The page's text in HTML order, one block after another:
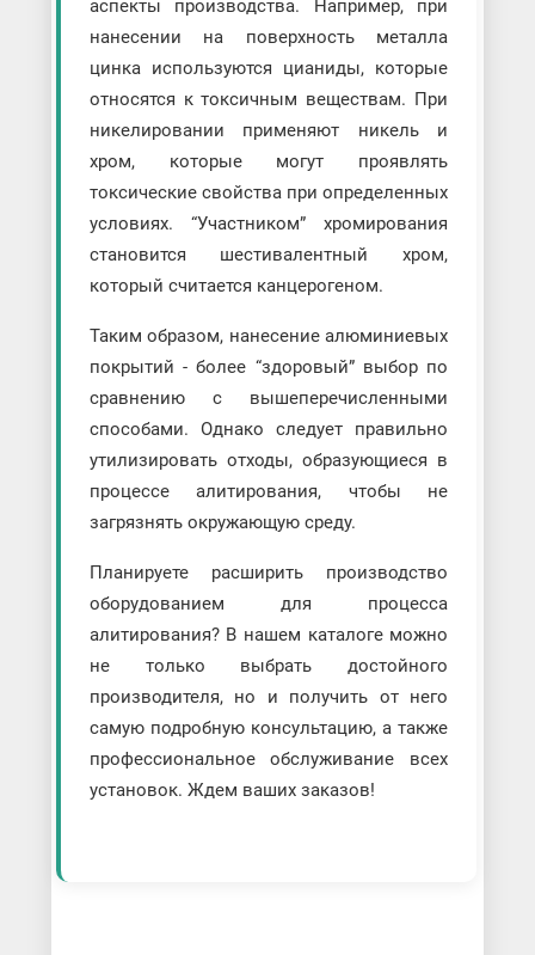
аспекты производства. Например, при
нанесении на поверхность металла
цинка используются цианиды, которые
относятся к токсичным веществам. При
никелировании применяют никель и
хром, которые могут проявлять
токсические свойства при определенных
условиях. “Участником” хромирования
становится шестивалентный хром,
который считается канцерогеном.
Таким образом, нанесение алюминиевых
покрытий - более “здоровый” выбор по
сравнению с вышеперечисленными
способами. Однако следует правильно
утилизировать отходы, образующиеся в
процессе алитирования, чтобы не
загрязнять окружающую среду.
Планируете расширить производство
оборудованием для процесса
алитирования? В нашем каталоге можно
не только выбрать достойного
производителя, но и получить от него
самую подробную консультацию, а также
профессиональное обслуживание всех
установок. Ждем ваших заказов!